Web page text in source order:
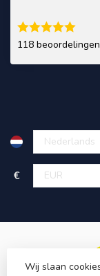
118 beoordelingen
€
Wij slaan